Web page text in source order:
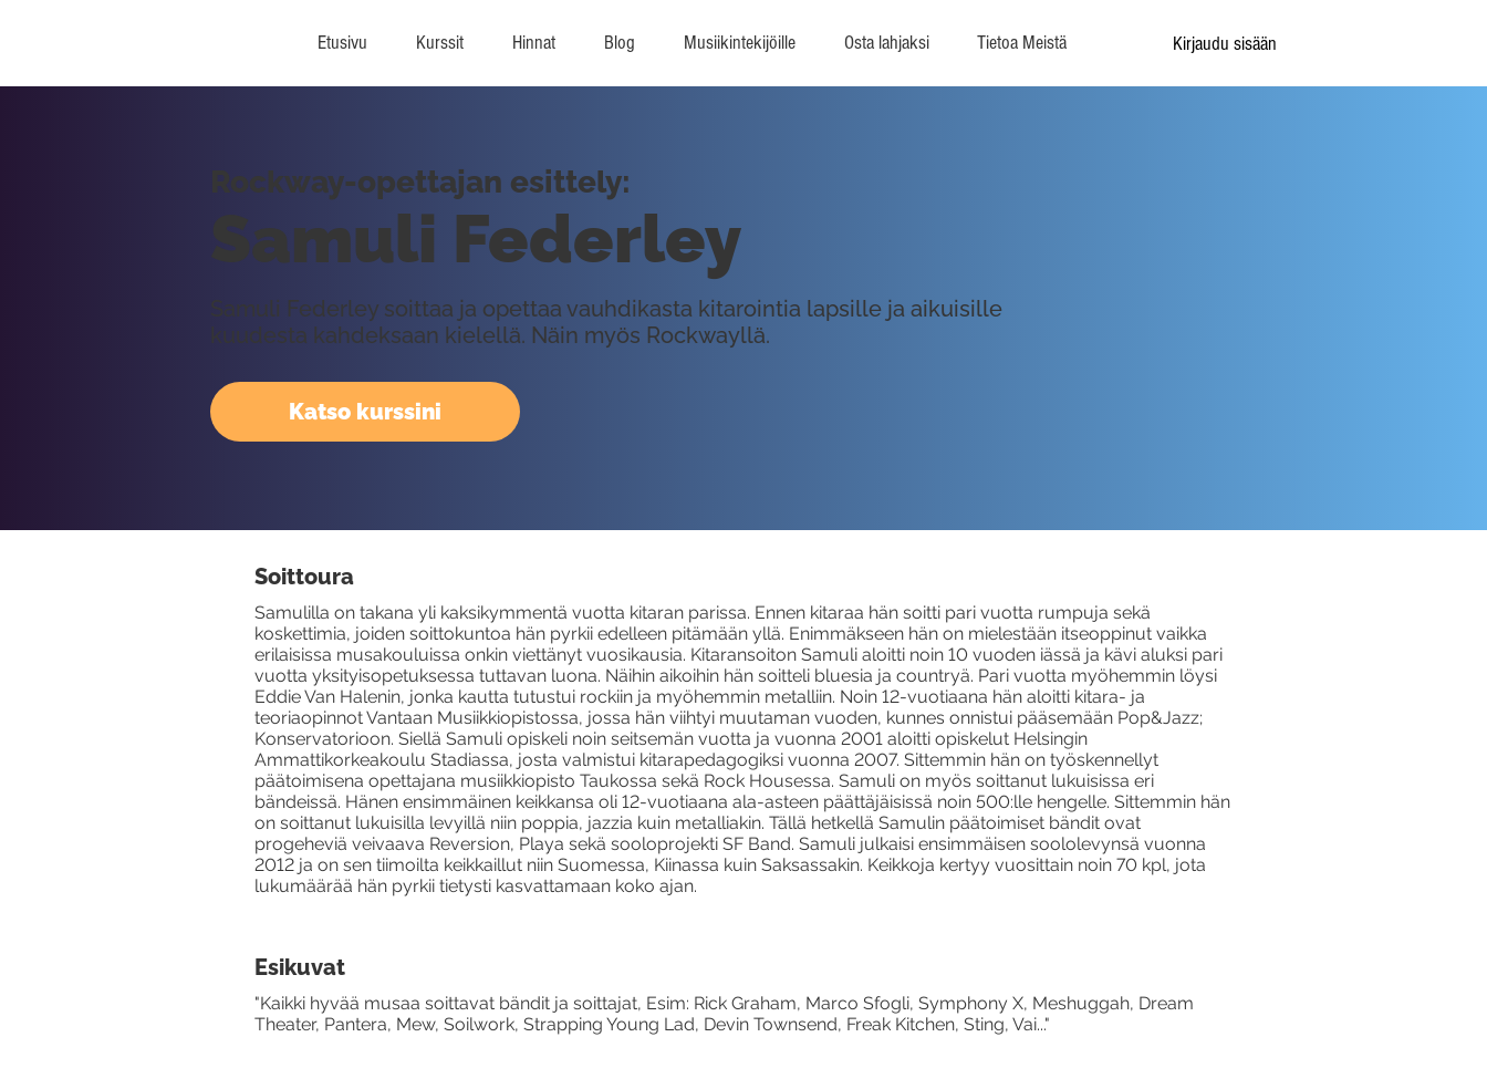
Etusivu Kurssit Hinnat Blog Musiikintekijöille Osta lahjaksi Tietoa Meistä Kirjaudu sisään
Samuli Federley
Samuli Federley soittaa ja opettaa vauhdikasta kitarointia lapsille ja aikuisille
kuudesta kahdeksaan kielellä. Näin myös Rockwayllä.
Rockway-opettajan esittely:
Katso kurssini
Soittoura
Samulilla on takana yli kaksikymmentä vuotta kitaran parissa. Ennen kitaraa hän soitti pari vuotta rumpuja sekä
koskettimia, joiden soittokuntoa hän pyrkii edelleen pitämään yllä. Enimmäkseen hän on mielestään itseoppinut vaikka
erilaisissa musakouluissa onkin viettänyt vuosikausia. Kitaransoiton Samuli aloitti noin 10 vuoden iässä ja kävi aluksi pari
vuotta yksityisopetuksessa tuttavan luona. Näihin aikoihin hän soitteli bluesia ja countryä. Pari vuotta myöhemmin löysi
Eddie Van Halenin, jonka kautta tutustui rockiin ja myöhemmin metalliin. Noin 12-vuotiaana hän aloitti kitara- ja
teoriaopinnot Vantaan Musiikkiopistossa, jossa hän viihtyi muutaman vuoden, kunnes onnistui pääsemään Pop&Jazz;
Konservatorioon. Siellä Samuli opiskeli noin seitsemän vuotta ja vuonna 2001 aloitti opiskelut Helsingin
Ammattikorkeakoulu Stadiassa, josta valmistui kitarapedagogiksi vuonna 2007. Sittemmin hän on työskennellyt
päätoimisena opettajana musiikkiopisto Taukossa sekä Rock Housessa. Samuli on myös soittanut lukuisissa eri
bändeissä. Hänen ensimmäinen keikkansa oli 12-vuotiaana ala-asteen päättäjäisissä noin 500:lle hengelle. Sittemmin hän
on soittanut lukuisilla levyillä niin poppia, jazzia kuin metalliakin. Tällä hetkellä Samulin päätoimiset bändit ovat
progeheviä veivaava Reversion, Playa sekä sooloprojekti SF Band. Samuli julkaisi ensimmäisen soololevynsä vuonna
2012 ja on sen tiimoilta keikkaillut niin Suomessa, Kiinassa kuin Saksassakin. Keikkoja kertyy vuosittain noin 70 kpl, jota
lukumäärää hän pyrkii tietysti kasvattamaan koko ajan.
Esikuvat
"Kaikki hyvää musaa soittavat bändit ja soittajat, Esim: Rick Graham, Marco Sfogli, Symphony X, Meshuggah, Dream
Theater, Pantera, Mew, Soilwork, Strapping Young Lad, Devin Townsend, Freak Kitchen, Sting, Vai..."